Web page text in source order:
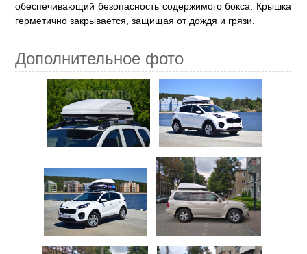
обеспечивающий безопасность содержимого бокса. Крышка
герметично закрывается, защищая от дождя и грязи.
Дополнительное фото